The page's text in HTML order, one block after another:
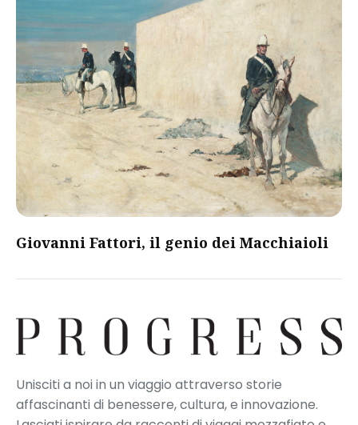
Giovanni Fattori, il genio dei Macchiaioli
Unisciti a noi in un viaggio attraverso storie
affascinanti di benessere, cultura, e innovazione.